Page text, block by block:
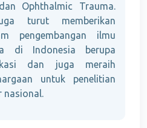
Ophthalmic Trauma.
turut memberikan
pengembangan ilmu
di Indonesia berupa
dan juga meraih
untuk penelitian
nasional.